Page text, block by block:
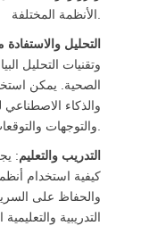
الأنظمة المختلفة.
التحليل والاستفادة
وتقنيات التحليل
الصحية. يمكن
والذكاء الاصطناعي
والتوجهات والتوقعات الصحية.
التدريب والتعليم:
كيفية استخدام
والحفاظ على
التدريبية